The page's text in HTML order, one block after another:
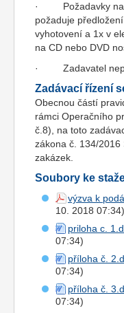
· Požadavky na
požaduje
vyhotovení a 1x v
na CD nebo DVD
· Zadavatel
Zadávací řízení
Obecnou částí
rámci Operačního
č.8), na toto
zákona č. 134/2016
zakázek.
Soubory ke
výzva k
10. 2018 07:34)
priloha c.
07:34)
příloha č.
07:34)
příloha č.
07:34)